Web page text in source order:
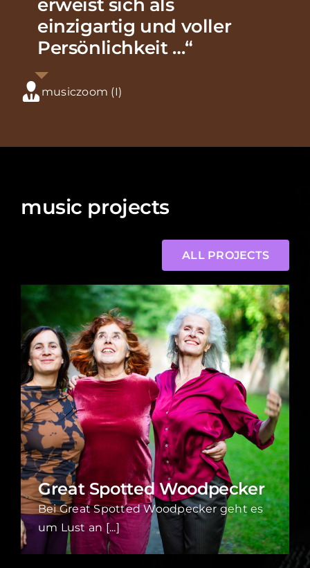
erweist sich als
einzigartig und voller
Persönlichkeit …“
musiczoom (I)
music projects
ALL PROJECTS
Great Spotted Woodpecker
Bei Great Spotted Woodpecker geht es
um Lust an [...]